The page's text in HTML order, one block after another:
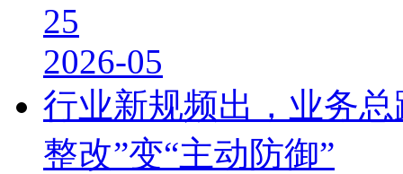
25
2026-05
行业新规频出，业务
整改”变“主动防御”